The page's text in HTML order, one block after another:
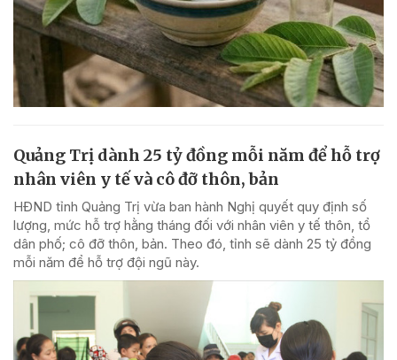
Quảng Trị dành 25 tỷ đồng mỗi năm để hỗ trợ
nhân viên y tế và cô đỡ thôn, bản
HĐND tỉnh Quảng Trị vừa ban hành Nghị quyết quy định số
lượng, mức hỗ trợ hằng tháng đối với nhân viên y tế thôn, tổ
dân phố; cô đỡ thôn, bản. Theo đó, tỉnh sẽ dành 25 tỷ đồng
mỗi năm để hỗ trợ đội ngũ này.